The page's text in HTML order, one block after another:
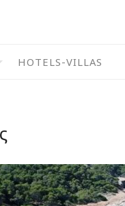
HOTELS-VILLAS